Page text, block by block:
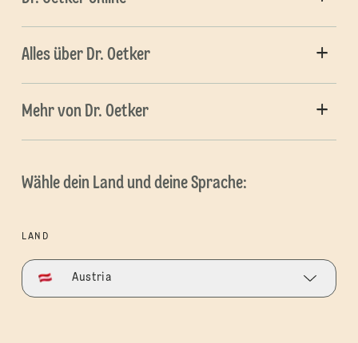
Alles über Dr. Oetker
Mehr von Dr. Oetker
Wähle dein Land und deine Sprache:
LAND
Austria